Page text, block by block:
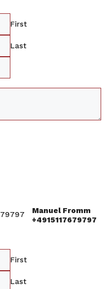
First
Last
Manuel Fromm
+4915117679797
First
Last